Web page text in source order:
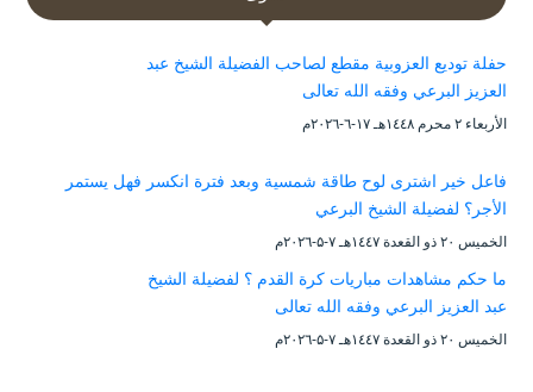
حفلة توديع العزوبية مقطع لصاحب الفضيلة الشيخ عبد
العزيز البرعي وفقه الله تعالى
الأربعاء ۲ محرم ۱٤٤۸هـ ۱۷-٦-۲۰۲٦م
فاعل خير اشترى لوح طاقة شمسية وبعد فترة انكسر فهل يستمر
الأجر؟ لفضيلة الشيخ البرعي
الخميس ۲۰ ذو القعدة ۱٤٤۷هـ ۷-۵-۲۰۲٦م
ما حكم مشاهدات مباريات كرة القدم ؟ لفضيلة الشيخ
عبد العزيز البرعي وفقه الله تعالى
الخميس ۲۰ ذو القعدة ۱٤٤۷هـ ۷-۵-۲۰۲٦م